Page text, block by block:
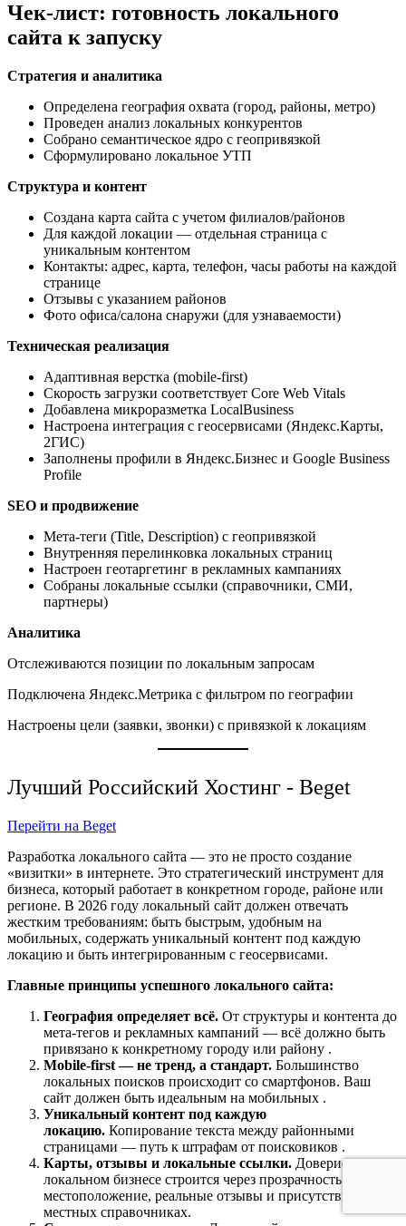
Чек-лист: готовность локального
сайта к запуску
Стратегия и аналитика
Определена география охвата (город, районы, метро)
Проведен анализ локальных конкурентов
Собрано семантическое ядро с геопривязкой
Сформулировано локальное УТП
Структура и контент
Создана карта сайта с учетом филиалов/районов
Для каждой локации — отдельная страница с
уникальным контентом
Контакты: адрес, карта, телефон, часы работы на каждой
странице
Отзывы с указанием районов
Фото офиса/салона снаружи (для узнаваемости)
Техническая реализация
Адаптивная верстка (mobile-first)
Скорость загрузки соответствует Core Web Vitals
Добавлена микроразметка LocalBusiness
Настроена интеграция с геосервисами (Яндекс.Карты,
2ГИС)
Заполнены профили в Яндекс.Бизнес и Google Business
Profile
SEO и продвижение
Мета-теги (Title, Description) с геопривязкой
Внутренняя перелинковка локальных страниц
Настроен геотаргетинг в рекламных кампаниях
Собраны локальные ссылки (справочники, СМИ,
партнеры)
Аналитика
Отслеживаются позиции по локальным запросам
Подключена Яндекс.Метрика с фильтром по географии
Настроены цели (заявки, звонки) с привязкой к локациям
Лучший Российский Хостинг - Beget
Перейти на Beget
Разработка локального сайта — это не просто создание
«визитки» в интернете. Это стратегический инструмент для
бизнеса, который работает в конкретном городе, районе или
регионе. В 2026 году локальный сайт должен отвечать
жестким требованиям: быть быстрым, удобным на
мобильных, содержать уникальный контент под каждую
локацию и быть интегрированным с геосервисами.
Главные принципы успешного локального сайта:
География определяет всё. От структуры и контента до
мета-тегов и рекламных кампаний — всё должно быть
привязано к конкретному городу или району .
Mobile-first — не тренд, а стандарт. Большинство
локальных поисков происходит со смартфонов. Ваш
сайт должен быть идеальным на мобильных .
Уникальный контент под каждую
локацию. Копирование текста между районными
страницами — путь к штрафам от поисковиков .
Карты, отзывы и локальные ссылки. Доверие в
локальном бизнесе строится через прозрачность: точное
местоположение, реальные отзывы и присутствие в
местных справочниках.